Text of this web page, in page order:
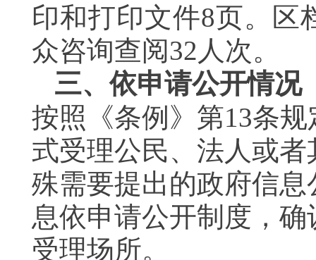
印和打印文件8页。区
众咨询查阅32 人次。
三、依申请公开情况
按照《条例》第13条规
式受理公民、法人或
殊需要提出的政府信
息依申请公开制度，
受理场所。